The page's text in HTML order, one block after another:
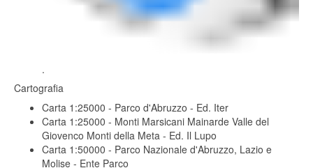
.
Cartografia
Carta 1:25000 - Parco d'Abruzzo - Ed. Iter
Carta 1:25000 - Monti Marsicani Mainarde Valle del
Giovenco Monti della Meta - Ed. Il Lupo
Carta 1:50000 - Parco Nazionale d'Abruzzo, Lazio e
Molise - Ente Parco